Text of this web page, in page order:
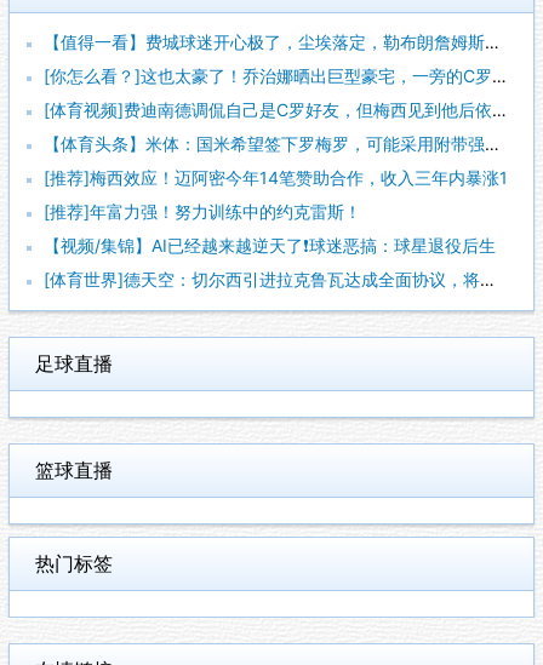
【值得一看】费城球迷开心极了，尘埃落定，勒布朗詹姆斯加盟费城
[你怎么看？]这也太豪了！乔治娜晒出巨型豪宅，一旁的C罗肌肉
[体育视频]费迪南德调侃自己是C罗好友，但梅西见到他后依然热
【体育头条】米体：国米希望签下罗梅罗，可能采用附带强制买断条
[推荐]梅西效应！迈阿密今年14笔赞助合作，收入三年内暴涨1
[推荐]年富力强！努力训练中的约克雷斯！
【视频/集锦】AI已经越来越逆天了❗️球迷恶搞：球星退役后生
[体育世界]德天空：切尔西引进拉克鲁瓦达成全面协议，将签约至
足球直播
篮球直播
热门标签